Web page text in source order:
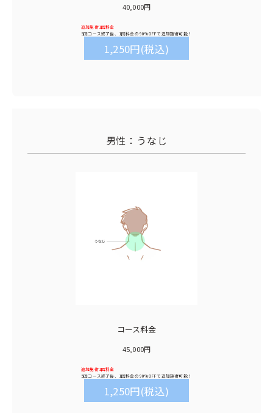
40,000円
追加施術1回料金
5回コース終了後、1回料金の 90%OFFで追加施術可能！
1,250円(税込)
男性：うなじ
コース料金
45,000円
追加施術1回料金
5回コース終了後、1回料金の 90%OFFで追加施術可能！
1,250円(税込)